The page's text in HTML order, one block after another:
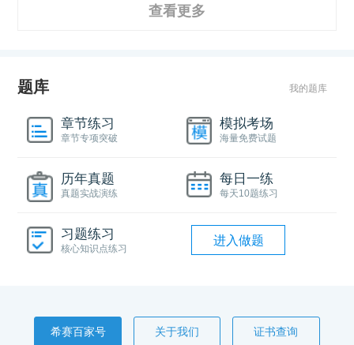
查看更多
题库 我的题库
章节练习
章节专项突破
模拟考场
海量免费试题
历年真题
真题实战演练
每日一练
每天10题练习
习题练习
核心知识点练习
进入做题
希赛百家号 关于我们 证书查询